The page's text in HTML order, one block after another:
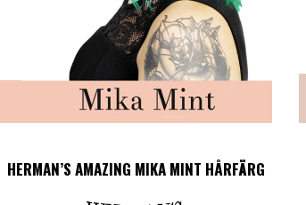
HERMAN’S AMAZING MIKA MINT HÅRFÄRG